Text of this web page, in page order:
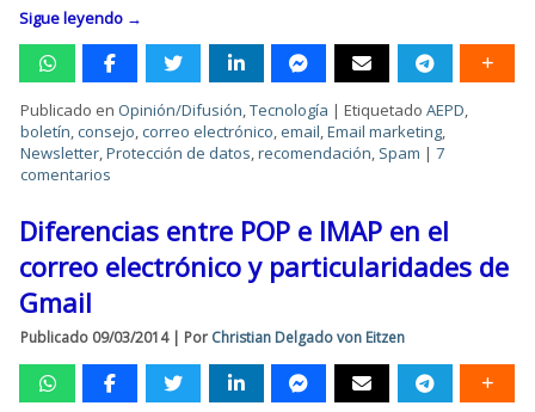
Sigue leyendo →
Publicado en Opinión/Difusión,Tecnología |Etiquetado AEPD,
boletín,consejo,correo electrónico, email,Email marketing,
Newsletter,Protección de datos,recomendación, Spam |7
comentarios
Diferencias entre POP e IMAP en el
correo electrónico y particularidades de
Gmail
Publicado 09/03/2014| Por Christian Delgado von Eitzen